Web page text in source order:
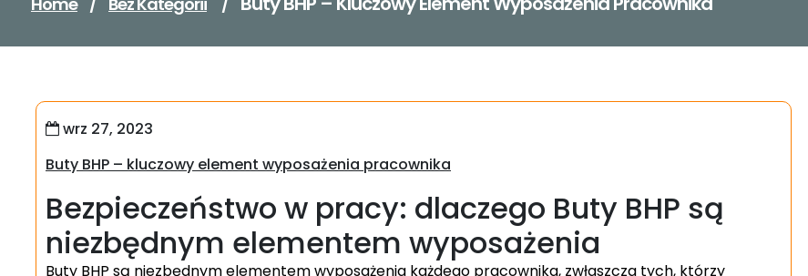
wrz 27, 2023
Buty BHP – kluczowy element wyposażenia pracownika
Bezpieczeństwo w pracy: dlaczego Buty BHP są
niezbędnym elementem wyposażenia
Buty BHP są niezbędnym elementem wyposażenia każdego pracownika, zwłaszcza tych, którzy